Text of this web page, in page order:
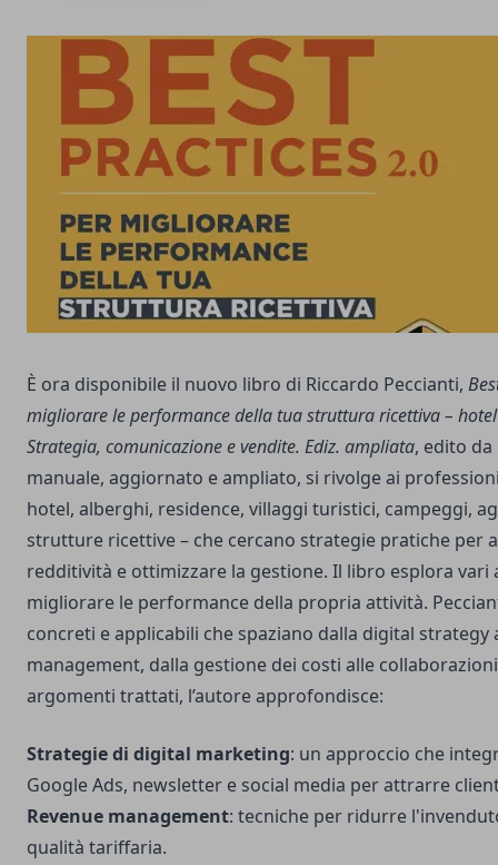
È ora disponibile il nuovo libro di Riccardo Peccianti,
migliorare le performance della tua struttura ricettiva –
Strategia, comunicazione e vendite. Ediz. ampliata, edito da
manuale, aggiornato e ampliato, si rivolge ai
hotel, alberghi, residence, villaggi turistici, campeggi,
strutture ricettive – che cercano strategie pratiche per
redditività e ottimizzare la gestione. Il libro esplora vari
migliorare le performance della propria attività.
concreti e applicabili che spaziano dalla digital strategy
management, dalla gestione dei costi alle collaborazioni
argomenti trattati, l’autore approfondisce:
Strategie di digital marketing: un approccio che
Google Ads, newsletter e social media per attrarre
Revenue management: tecniche per ridurre
qualità tariffaria.